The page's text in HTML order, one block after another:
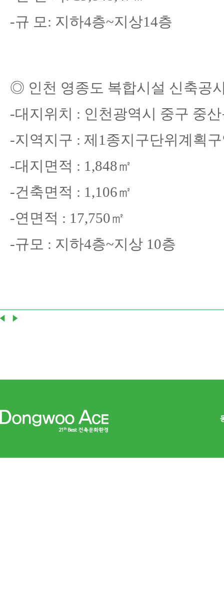
-규 모 : 지하4층~지상14층
◎ 인천 영종도 복합시설 신축공
-대지위치 : 인천광역시 중구 중
-지역지구 : 제 1 종지구단위계획
-대지면적 : 1,848㎡
-건축면적 : 1,106㎡
-연면적 : 17,750㎡
-규모 : 지하4층~지상 10층